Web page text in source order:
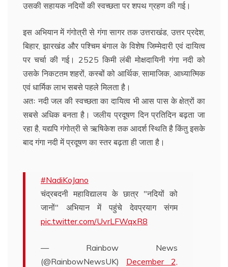
उसकी सहायक नदियों की स्वच्छता पर शपथ ग्रहण की गई।
इस अभियान में गंगोत्री से गंगा सागर तक उत्तराखंड, उत्तर प्रदेश,
बिहार, झारखंड और पश्चिम बंगाल के विशेष जिम्मेदारी एवं दायित्व
पर चर्चा की गई। 2525 किमी लंबी मोक्षदायिनी गंगा नदी को
उसके निकटतम शहरों, कस्बों को आर्थिक, सामाजिक, आध्यात्मिक
एवं धार्मिक लाभ सबसे पहले मिलता है।
अतः नदी जल की स्वच्छता का दायित्व भी आस पास के क्षेत्रों का
सबसे अधिक बनता है। जलीय प्रदूषण दिन प्रतिदिन बढ़ता जा
रहा है, यद्यपि गंगोत्री से ऋषिकेश तक आदर्श स्थिति है किंतु इसके
बाद गंगा नदी में प्रदूषण का स्तर बढ़ता ही जाता है।
#NadiKoJano
चंद्रबदनी महाविद्यालय के छात्र "नदियों को
जानों" अभियान में पहुंचे देवप्रयाग संगम
pic.twitter.com/UvrLFWqxR8
— Rainbow News
(@RainbowNewsUK) December 2,